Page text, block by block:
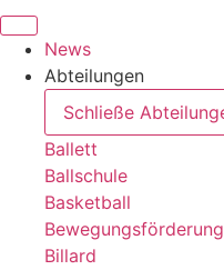
News
Abteilungen
Schließe
Ballett
Ballschule
Basketball
Bewegungsförderung
Billard